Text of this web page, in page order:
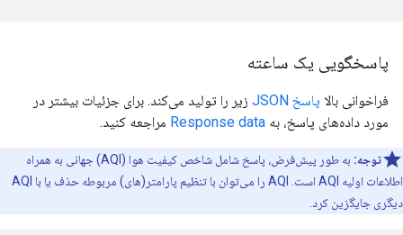
پاسخگویی یک ساعته
فراخوانی بالا پاسخ JSON
زیر را تولید می‌کند. برای جزئیات بیشتر در
مورد داده‌های پاسخ، به Response data مراجعه کنید.
توجه:
به طور پیش‌فرض، پاسخ شامل شاخص کیفیت هوا (AQI) جهانی به همراه
اطلاعات اولیه AQI است. AQI را می‌توان با تنظیم پارامتر(های) مربوطه حذف یا با AQI
دیگری جایگزین کرد.